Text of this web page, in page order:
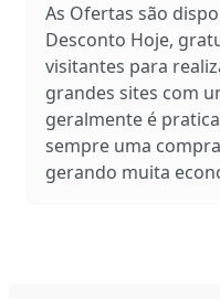
As Ofertas são
Desconto Hoje,
visitantes para
grandes sites com
geralmente é
sempre uma
gerando muita